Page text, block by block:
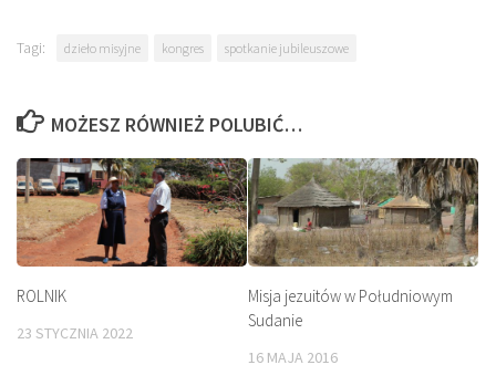
Tagi: dzieło misyjne kongres spotkanie jubileuszowe
MOŻESZ RÓWNIEŻ POLUBIĆ…
ROLNIK
23 STYCZNIA 2022
Misja jezuitów w Południowym
Sudanie
16 MAJA 2016